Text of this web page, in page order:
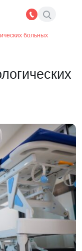
больных